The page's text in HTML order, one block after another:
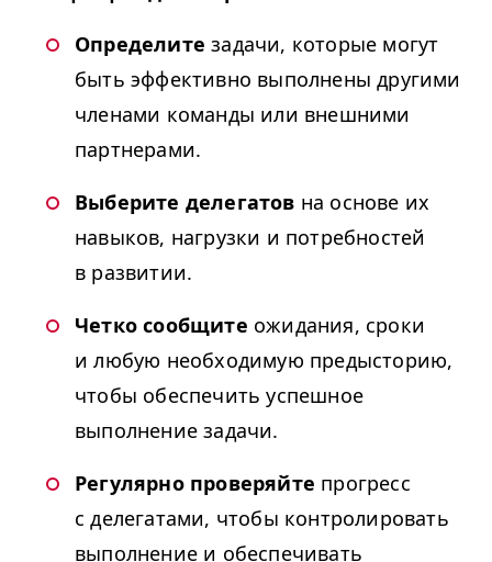
Определите задачи, которые могут
быть эффективно выполнены другими
членами команды или внешними
партнерами.
Выберите делегатов на основе их
навыков, нагрузки и потребностей
в развитии.
Четко сообщите ожидания, сроки
и любую необходимую предысторию,
чтобы обеспечить успешное
выполнение задачи.
Регулярно проверяйте прогресс
с делегатами, чтобы контролировать
выполнение и обеспечивать